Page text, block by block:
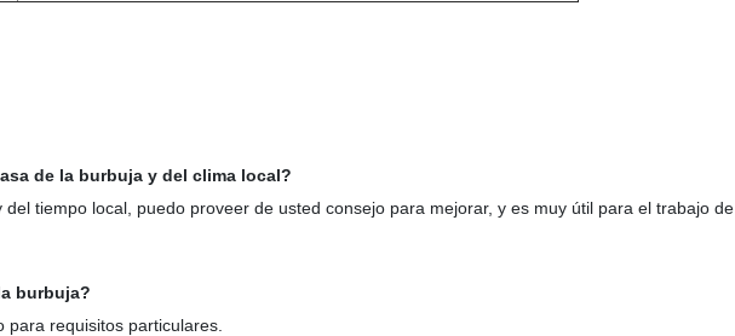
de la burbuja y del clima local?
tiempo local, puedo proveer de usted consejo para mejorar, y es muy útil para el trabajo de
burbuja?
requisitos particulares.